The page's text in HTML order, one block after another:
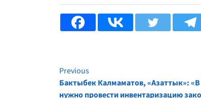
Continue
Previous
Бактыбек Калмаматов, «Азаттык»:
нужно провести инвентаризацию